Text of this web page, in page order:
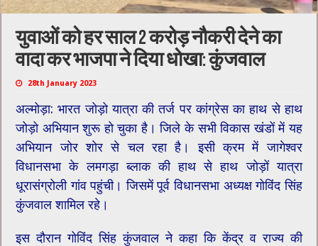
युवाओं को हर साल 2 करोड़ नौकरी देने का
वादा कर भाजपा ने दिया धोखा: कुंजवाल
28th January 2023
अल्मोड़ा: भारत जोड़ो यात्रा की तर्ज पर कांग्रेस का हाथ से हाथ
जोड़ो अभियान शुरू हो चुका है। जिले के सभी विकास खंडों में यह
अभियान जोर शोर से चल रहा है। इसी क्रम में जागेश्वर
विधानसभा के लमगड़ा ब्लाक की हाथ से हाथ जोड़ों यात्रा
धूरासंग्रोली गांव पहुंची। जिसमें पूर्व विधानसभा अध्यक्ष गोविंद सिंह
कुंजवाल शामिल रहे।
इस दौरान गोविंद सिंह कुंजवाल ने कहा कि केंद्र व राज्य की